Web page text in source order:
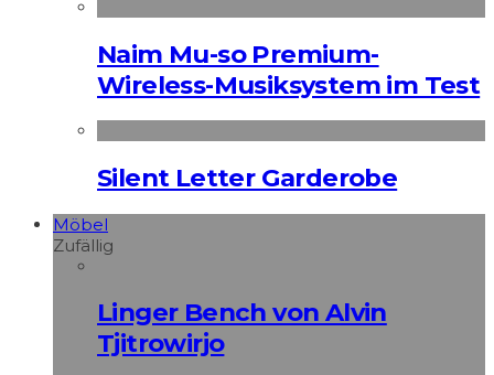
Naim Mu-so Premium-
Wireless-Musiksystem im Test
Silent Letter Garderobe
Möbel
Zufällig
Linger Bench von Alvin
Tjitrowirjo